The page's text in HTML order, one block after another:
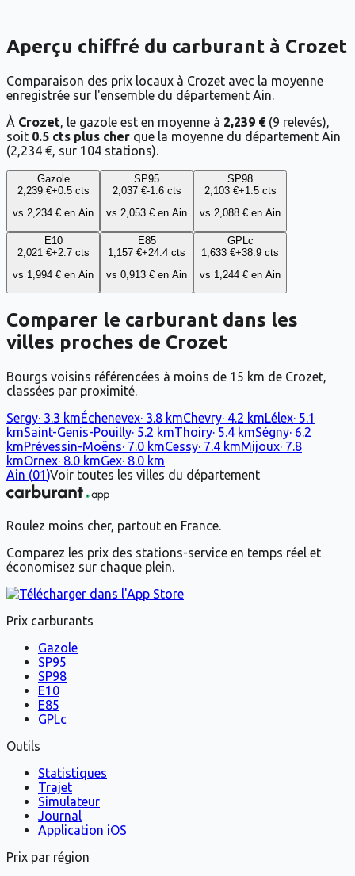
Aperçu chiffré du carburant à Crozet
Comparaison des prix locaux à Crozet avec la moyenne
enregistrée sur l'ensemble du département Ain.
À Crozet, le gazole est en moyenne à 2,239 € (9 relevés),
soit 0.5 cts plus cher que la moyenne du département Ain
(2,234 €, sur 104 stations).
Gazole
2,239 €+0.5cts
vs 2,234 € en Ain
SP95
2,037 €-1.6cts
vs 2,053 € en Ain
SP98
2,103 €+1.5cts
vs 2,088 € en Ain
E10
2,021 €+2.7cts
vs 1,994 € en Ain
E85
1,157 €+24.4 cts
vs 0,913 € en Ain
GPLc
1,633 €+38.9 cts
vs 1,244 € en Ain
Comparer le carburant dans les
villes proches de Crozet
Bourgs voisins référencées à moins de 15 km de Crozet,
classées par proximité.
Sergy· 3.3 kmÉchenevex· 3.8 kmChevry· 4.2 kmLélex· 5.1
kmSaint-Genis-Pouilly· 5.2 kmThoiry· 5.4 kmSégny· 6.2
kmPrévessin-Moëns· 7.0 kmCessy· 7.4 kmMijoux· 7.8
kmOrnex· 8.0 kmGex· 8.0 km
Ain (01)Voir toutes les villes du département
Roulez moins cher, partout en France.
Comparez les prix des stations-service en temps réel et
économisez sur chaque plein.
Prix carburants
Gazole
SP95
SP98
E10
E85
GPLc
Outils
Statistiques
Trajet
Simulateur
Journal
Application iOS
Prix par région